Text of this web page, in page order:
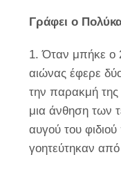
Γράφει ο
1. Όταν μπήκε ο
αιώνας έφερε
την παρακμή της
μια άνθηση των
αυγού του
γοητεύτηκαν από